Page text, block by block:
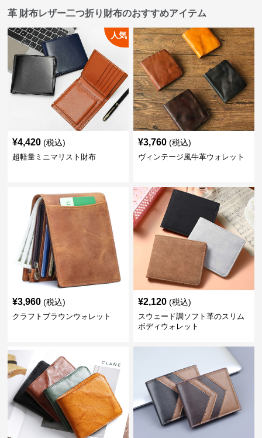
革 財布レザー二つ折り財布のおすすめアイテム
人気
¥4,420 (税込)
超軽量ミニマリスト財布
¥3,760 (税込)
ヴィンテージ風牛革ウォレット
¥3,960 (税込)
クラフトブラウンウォレット
¥2,120 (税込)
スウェード調ソフト革のスリム
ボディウォレット